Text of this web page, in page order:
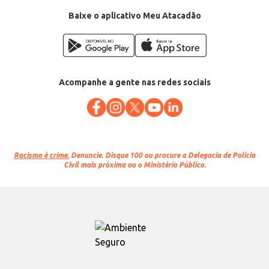
Baixe o aplicativo Meu Atacadão
Acompanhe a gente nas redes sociais
Racismo é crime. Denuncie. Disque 100 ou procure a Delegacia de Polícia
Civil mais próxima ou o Ministério Público.